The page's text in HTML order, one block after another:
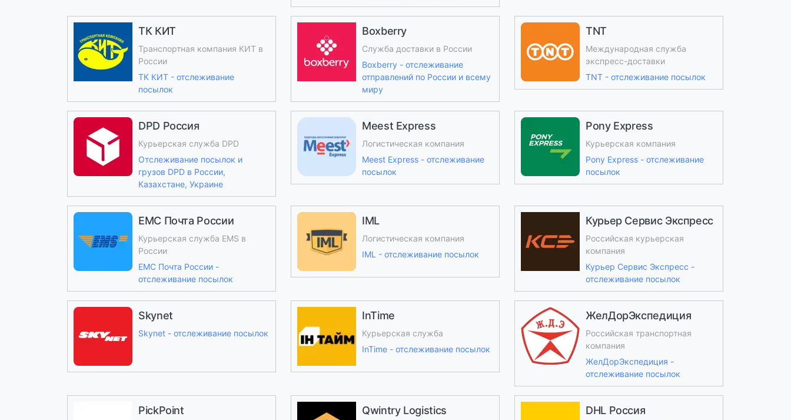
ТК КИТ
Транспортная компания КИТ в
России
ТК КИТ - отслеживание
посылок
Boxberry
Служба доставки в России
Boxberry - отслеживание
отправлений по России и всему
миру
TNT
Международная служба
экспресс-доставки
TNT - отслеживание посылок
DPD Россия
Курьерская служба DPD
Отслеживание посылок и
грузов DPD в России,
Казахстане, Украине
Meest Express
Логистическая компания
Meest Express - отслеживание
посылок
Pony Express
Курьерская компания
Pony Express - отслеживание
посылок
ЕМС Почта России
Курьерская служба EMS в
России
ЕМС Почта России -
отслеживание посылок
IML
Логистическая компания
IML - отслеживание посылок
Курьер Сервис Экспресс
Российская курьерская
компания
Курьер Сервис Экспресс -
отслеживание посылок
Skynet
Skynet - отслеживание посылок
InTime
Курьерская служба
InTime - отслеживание посылок
ЖелДорЭкспедиция
Российская транспортная
компания
ЖелДорЭкспедиция -
отслеживание посылок
PickPoint Qwintry Logistics DHL Россия